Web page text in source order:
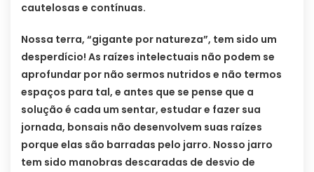
cautelosas e contínuas.
Nossa terra, “gigante por natureza”, tem sido um
desperdício! As raízes intelectuais não podem se
aprofundar por não sermos nutridos e não termos
espaços para tal, e antes que se pense que a
solução é cada um sentar, estudar e fazer sua
jornada, bonsais não desenvolvem suas raízes
porque elas são barradas pelo jarro. Nosso jarro
tem sido manobras descaradas de desvio de